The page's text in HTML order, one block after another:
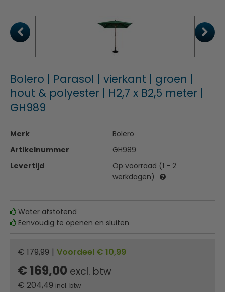
Bolero | Parasol | vierkant | groen |
hout & polyester | H2,7 x B2,5 meter |
GH989
Merk
Bolero
Artikelnummer
GH989
Levertijd
Op voorraad (1 - 2
werkdagen)
Water afstotend
Eenvoudig te openen en sluiten
€ 179,99 | Voordeel € 10,99
€ 169,00 excl. btw
€ 204,49 incl. btw